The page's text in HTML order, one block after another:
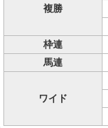
複勝
枠連
馬連
ワイド